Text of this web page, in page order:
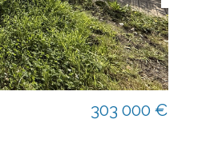
303 000 €